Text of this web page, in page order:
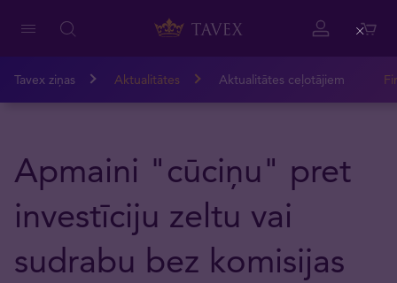
Tavex ziņas Aktualitātes Aktualitātes ceļotājiem
Apmaini "cūciņu" pret
investīciju zeltu vai
sudrabu bez komisijas
Close